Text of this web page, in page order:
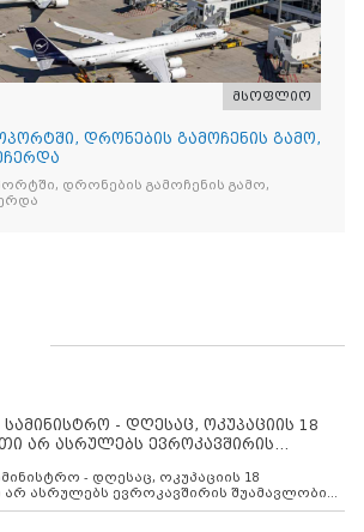
მსოფლიო
დრონების გამოჩენის გამო,
დრონების გამოჩენის გამო,
- დღესაც, ოკუპაციის 18
არ ასრულებს ევროკავშირის
- დღესაც, ოკუპაციის 18
არ ასრულებს ევროკავშირის შუამავლობით
აგვისტოს ცეცხლის შეწყვეტის